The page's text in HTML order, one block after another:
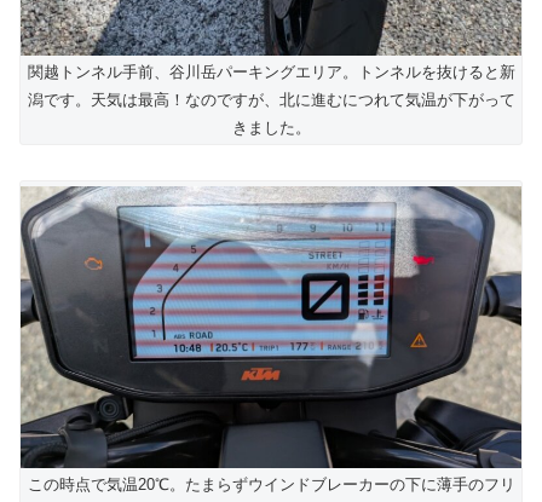
関越トンネル手前、谷川岳パーキングエリア。トンネルを抜けると新
潟です。天気は最高！なのですが、北に進むにつれて気温が下がって
きました。
この時点で気温20℃。たまらずウインドブレーカーの下に薄手のフリ